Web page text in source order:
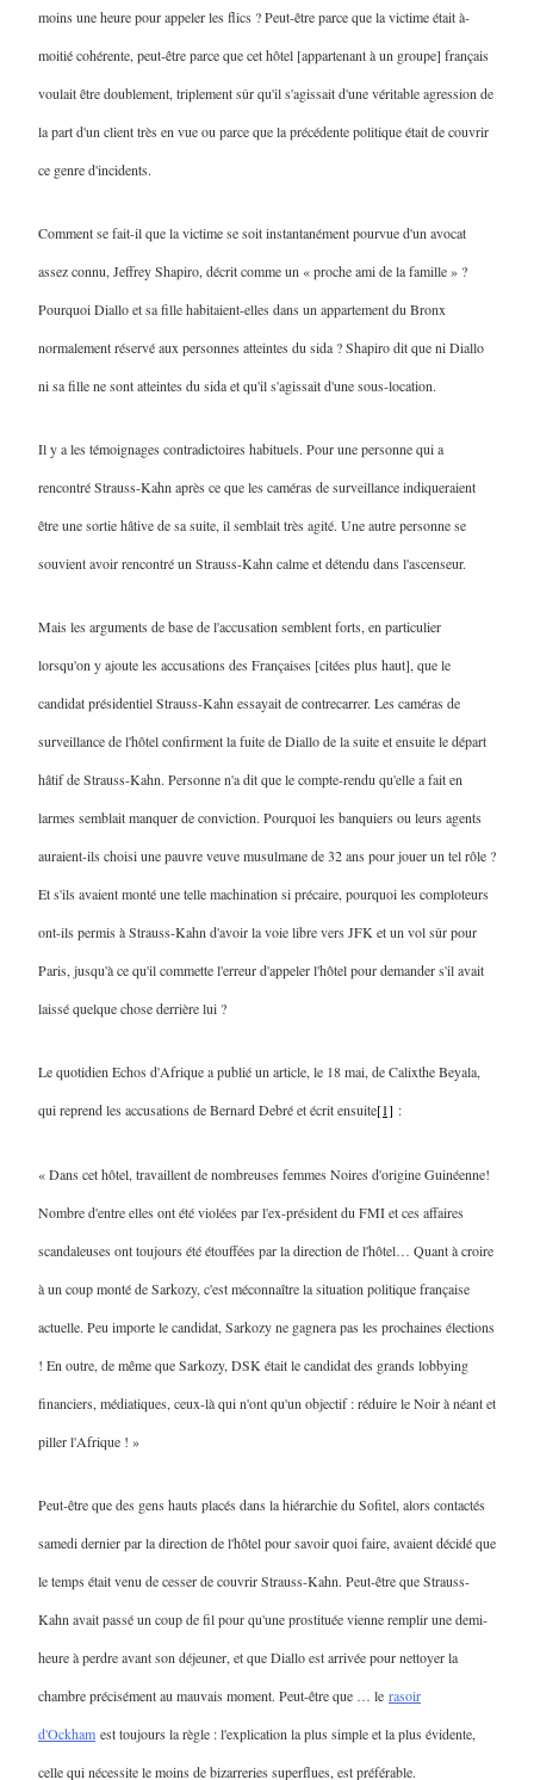
moins une heure pour appeler les flics ? Peut-être parce que la victime était à-
moitié cohérente, peut-être parce que cet hôtel [appartenant à un groupe] français
voulait être doublement, triplement sûr qu'il s'agissait d'une véritable agression de
la part d'un client très en vue ou parce que la précédente politique était de couvrir
ce genre d'incidents.
Comment se fait-il que la victime se soit instantanément pourvue d'un avocat
assez connu, Jeffrey Shapiro, décrit comme un « proche ami de la famille » ?
Pourquoi Diallo et sa fille habitaient-elles dans un appartement du Bronx
normalement réservé aux personnes atteintes du sida ? Shapiro dit que ni Diallo
ni sa fille ne sont atteintes du sida et qu'il s'agissait d'une sous-location.
Il y a les témoignages contradictoires habituels. Pour une personne qui a
rencontré Strauss-Kahn après ce que les caméras de surveillance indiqueraient
être une sortie hâtive de sa suite, il semblait très agité. Une autre personne se
souvient avoir rencontré un Strauss-Kahn calme et détendu dans l'ascenseur.
Mais les arguments de base de l'accusation semblent forts, en particulier
lorsqu'on y ajoute les accusations des Françaises [citées plus haut], que le
candidat présidentiel Strauss-Kahn essayait de contrecarrer. Les caméras de
surveillance de l'hôtel confirment la fuite de Diallo de la suite et ensuite le départ
hâtif de Strauss-Kahn. Personne n'a dit que le compte-rendu qu'elle a fait en
larmes semblait manquer de conviction. Pourquoi les banquiers ou leurs agents
auraient-ils choisi une pauvre veuve musulmane de 32 ans pour jouer un tel rôle ?
Et s'ils avaient monté une telle machination si précaire, pourquoi les comploteurs
ont-ils permis à Strauss-Kahn d'avoir la voie libre vers JFK et un vol sûr pour
Paris, jusqu'à ce qu'il commette l'erreur d'appeler l'hôtel pour demander s'il avait
laissé quelque chose derrière lui ?
Le quotidien Echos d'Afrique a publié un article, le 18 mai, de Calixthe Beyala,
qui reprend les accusations de Bernard Debré et écrit ensuite[1] :
« Dans cet hôtel, travaillent de nombreuses femmes Noires d'origine Guinéenne!
Nombre d'entre elles ont été violées par l'ex-président du FMI et ces affaires
scandaleuses ont toujours été étouffées par la direction de l'hôtel… Quant à croire
à un coup monté de Sarkozy, c'est méconnaître la situation politique française
actuelle. Peu importe le candidat, Sarkozy ne gagnera pas les prochaines élections
! En outre, de même que Sarkozy, DSK était le candidat des grands lobbying
financiers, médiatiques, ceux-là qui n'ont qu'un objectif : réduire le Noir à néant et
piller l'Afrique ! »
Peut-être que des gens hauts placés dans la hiérarchie du Sofitel, alors contactés
samedi dernier par la direction de l'hôtel pour savoir quoi faire, avaient décidé que
le temps était venu de cesser de couvrir Strauss-Kahn. Peut-être que Strauss-
Kahn avait passé un coup de fil pour qu'une prostituée vienne remplir une demi-
heure à perdre avant son déjeuner, et que Diallo est arrivée pour nettoyer la
chambre précisément au mauvais moment. Peut-être que … le rasoir
d'Ockham est toujours la règle : l'explication la plus simple et la plus évidente,
celle qui nécessite le moins de bizarreries superflues, est préférable.